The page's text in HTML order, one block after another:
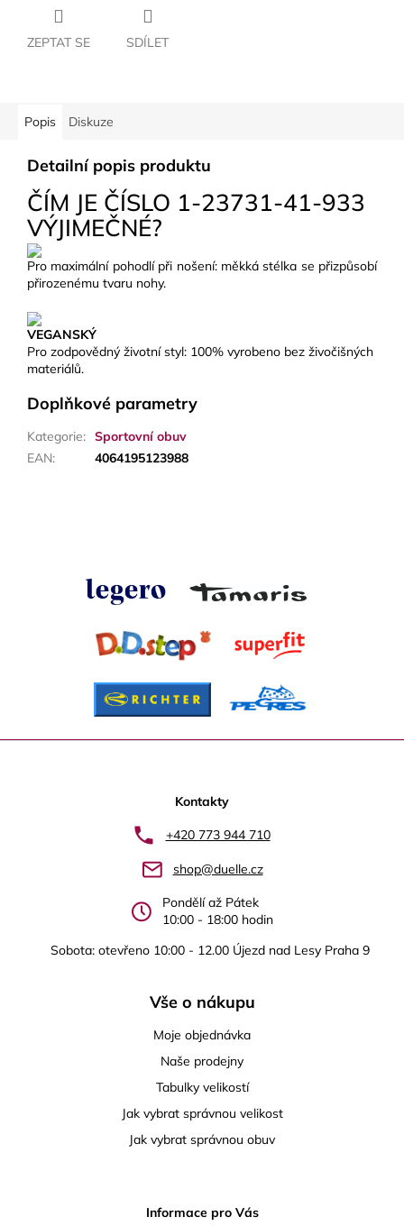
ZEPTAT SE SDÍLET
Popis Diskuze
Detailní popis produktu
ČÍM JE ČÍSLO 1-23731-41-933
VÝJIMEČNÉ?
Pro maximální pohodlí při nošení: měkká stélka se přizpůsobí
přirozenému tvaru nohy.
VEGANSKÝ
Pro zodpovědný životní styl: 100% vyrobeno bez živočišných
materiálů.
Doplňkové parametry
Kategorie: Sportovní obuv
EAN: 4064195123988
Kontakty
+420 773 944 710
shop@duelle.cz
Pondělí až Pátek
10:00 - 18:00 hodin
Sobota: otevřeno 10:00 - 12.00 Újezd nad Lesy Praha 9
Vše o nákupu
Moje objednávka
Naše prodejny
Tabulky velikostí
Jak vybrat správnou velikost
Jak vybrat správnou obuv
Informace pro Vás